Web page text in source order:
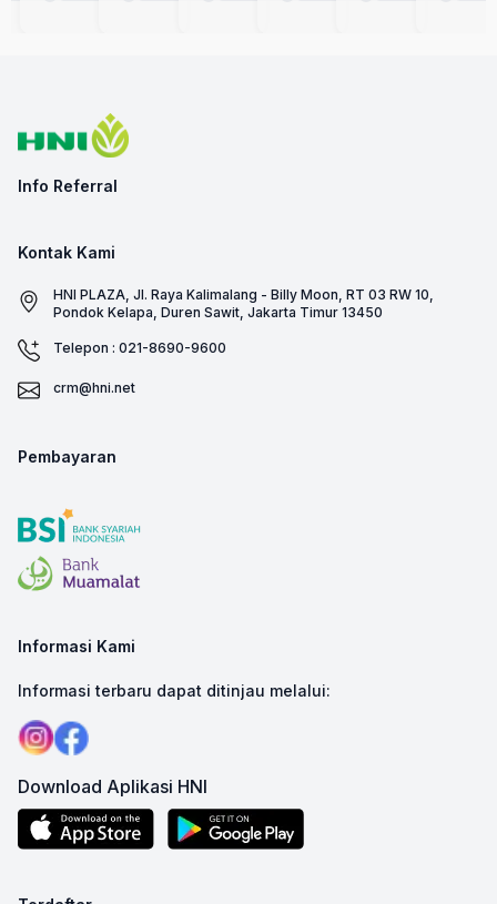
Info Referral
Kontak Kami
HNI PLAZA, Jl. Raya Kalimalang - Billy Moon, RT 03 RW 10,
Pondok Kelapa, Duren Sawit, Jakarta Timur 13450
Telepon : 021-8690-9600
crm@hni.net
Pembayaran
Informasi Kami
Informasi terbaru dapat ditinjau melalui:
Download Aplikasi HNI